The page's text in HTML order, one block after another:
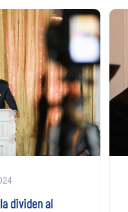
dividen al